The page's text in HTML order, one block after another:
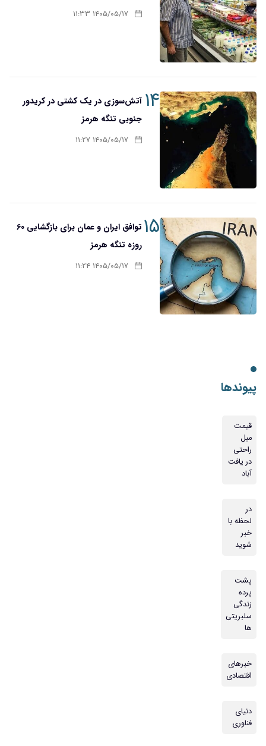
۱۴۰۵/۰۵/۱۷ ۱۱:۳۳
۱۴ آتش‌سوزی در یک کشتی در کریدور
جنوبی تنگه هرمز
۱۴۰۵/۰۵/۱۷ ۱۱:۲۷
۱۵
توافق ایران و عمان برای بازگشایی ۶۰
روزه تنگه هرمز
۱۴۰۵/۰۵/۱۷ ۱۱:۲۴
پیوندها
قیمت
مبل
راحتی
در یافت
آباد
در
لحظه با
خبر
شوید
پشت
پرده
زندگی
سلبریتی
ها
خبرهای
اقتصادی
دنیای
فناوری